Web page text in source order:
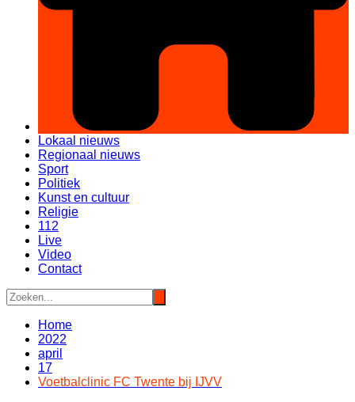
Lokaal nieuws
Regionaal nieuws
Sport
Politiek
Kunst en cultuur
Religie
112
Live
Video
Contact
Home
2022
april
17
Voetbalclinic FC Twente bij IJVV